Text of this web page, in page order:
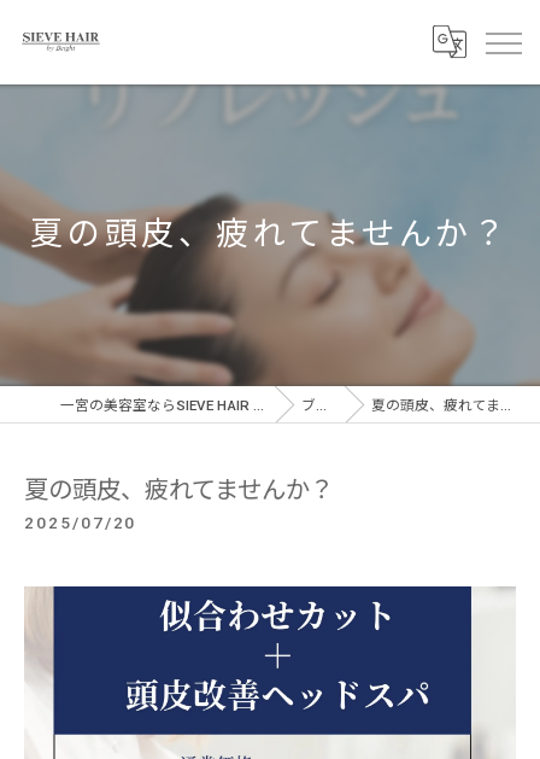
夏の頭皮、疲れてませんか？
一宮の美容室ならSIEVE HAIR 一宮駅前店 ブログ 夏の頭皮、疲れてませんか？
夏の頭皮、疲れてませんか？
2025/07/20